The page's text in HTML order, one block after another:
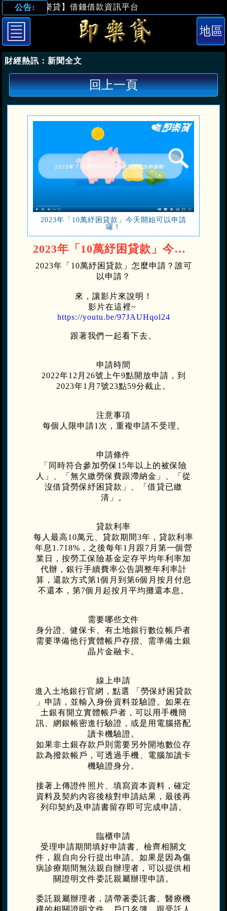
公告:
【即樂貸】借錢借款資訊平台
財經熱訊： 新聞全文
回上一頁
2023年「10萬紓困貸款」今天開始可以申請
囉！
2023年「10萬紓困貸款」今天開始可以申請囉！
2023年「10萬紓困貸款」怎麼申請？誰可
以申請？
來， 讓影片來說明！
影片在這裡~
https://youtu.be/97JAUHqol24
跟著我們一起看下去。
申請時間
2022年12月26號上午9點開放申請，到
2023年1月7號23點59分截止。
注意事項
每個人限申請1次，重複申請不受理。
申請條件
「同時符合參加勞保15年以上的被保險
人」、「無欠繳勞保費跟滯納金」、「從
沒借貸勞保紓困貸款」、「借貸已繳
清」。
貸款利率
每人最高10萬元、貸款期間3年，貸款利率
年息1.718%，之後每年1月跟7月第一個營
業日，按勞工保險基金定存平均年利率加
代辦，銀行手續費率公告調整年利率計
算，還款方式第1個月到第6個月按月付息
不還本，第7個月起按月平均攤還本息。
需要哪些文件
身分證、健保卡、有土地銀行數位帳戶者
需要準備他行實體帳戶存摺、需準備土銀
晶片金融卡。
線上申請
進入土地銀行官網，點選 「勞保紓困貸款
」申請，並輸入身份資料並驗證。如果在
土銀有開立實體帳戶者，可以用手機簡
訊、網銀帳密進行驗證，或是用電腦搭配
讀卡機驗證。
如果非土銀存款戶則需要另外開地數位存
款為撥款帳戶，可透過手機、電腦加讀卡
機驗證身分。
接著上傳證件照片、填寫資本資料，確定
資料及契約內容後核對申請結果，最後再
列印契約及申請書留存即可完成申請。
臨櫃申請
受理申請期間填好申請書、檢齊相關文
件，親自向分行提出申請。如果是因為傷
病診療期間無法親自辦理者，可以提供相
關證明文件委託親屬辦理申請。
委託親屬辦理者，請帶著委託書、醫療機
構的相關證明文件、戶口名簿，跟受託人